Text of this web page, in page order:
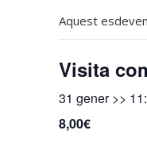
Aquest
Visita
31 gener >>
8,00€